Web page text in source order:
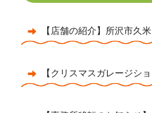
【店舗の紹介】所沢市久米